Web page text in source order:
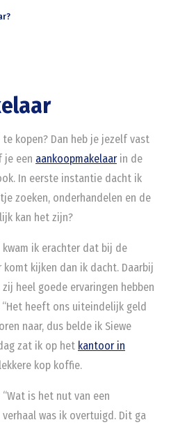
kopen? Dan heb je jezelf vast
je een aankoopmakelaarin de
In eerste instantie dacht ik
zoeken, onderhandelen en de
kan het zijn?
ik erachter dat bij de
komt kijken dan ik dacht. Daarbij
heel goede ervaringen hebben
heeft ons uiteindelijk geld
naar, dus belde ik Siewe
zat ik op het kantoor in
kop koffie.
is het nut van een
verhaal was ik overtuigd. Dit ga